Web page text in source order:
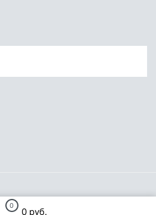
0
0 руб.